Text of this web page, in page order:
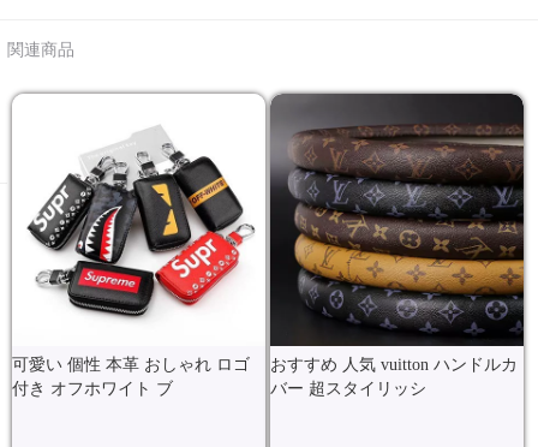
関連商品
可愛い 個性 本革 おしゃれ ロゴ
付き オフホワイト ブ
おすすめ 人気 vuitton ハンドルカ
バー 超スタイリッシ